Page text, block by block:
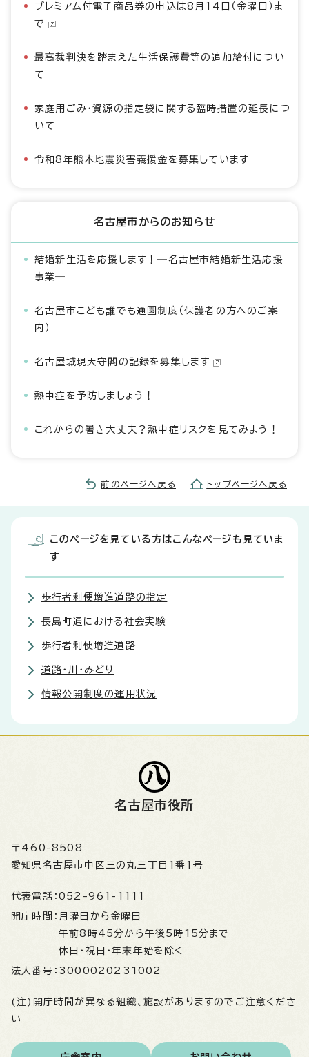
プレミアム付電子商品券の申込は8月14日（金曜日）ま
で
最高裁判決を踏まえた生活保護費等の追加給付につい
て
家庭用ごみ・資源の指定袋に関する臨時措置の延長につ
いて
令和8年熊本地震災害義援金を募集しています
名古屋市からのお知らせ
結婚新生活を応援します！―名古屋市結婚新生活応援
事業―
名古屋市こども誰でも通園制度（保護者の方へのご案
内）
名古屋城現天守閣の記録を募集します
熱中症を予防しましょう！
これからの暑さ大丈夫？熱中症リスクを見てみよう！
前のページへ戻る トップページへ戻る
このページを見ている方はこんなページも見ていま
す
歩行者利便増進道路の指定
長島町通における社会実験
歩行者利便増進道路
道路・川・みどり
情報公開制度の運用状況
名古屋市役所
〒460-8508
愛知県名古屋市中区三の丸三丁目1番1号
代表電話： 052-961-1111
開庁時間： 月曜日から金曜日
午前8時45分から午後5時15分まで
休日・祝日・年末年始を除く
法人番号： 3000020231002
(注)開庁時間が異なる組織、施設がありますのでご注意くださ
い